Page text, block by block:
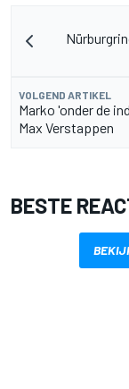
VOLGEND ARTIKEL
Marko 'onder de
Max Verstappen
BESTE